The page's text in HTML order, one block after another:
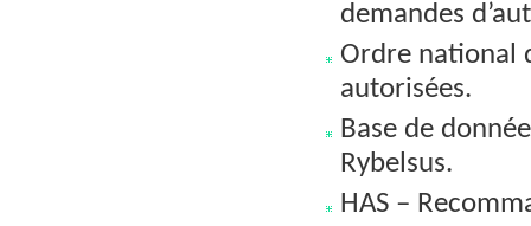
demandes
Ordre national
autorisées.
Base de
Rybelsus.
HAS –